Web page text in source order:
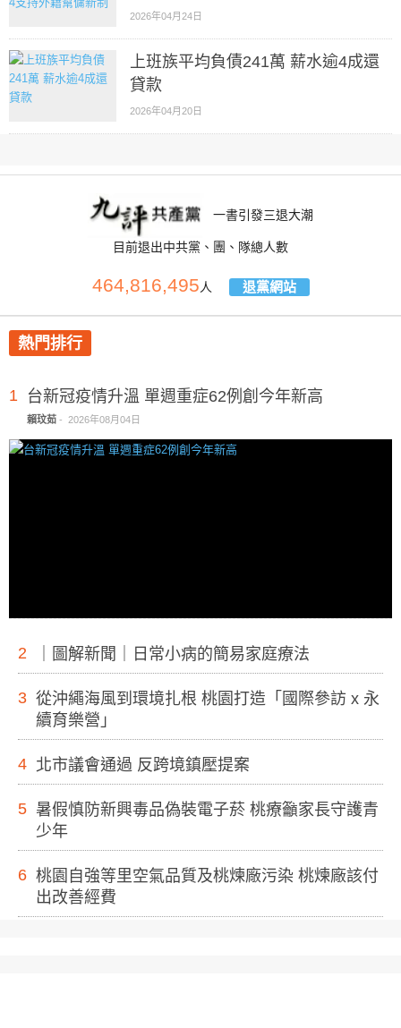
2026年04月24日
上班族平均負債241萬 薪水逾4成還
貸款
2026年04月20日
一書引發三退大潮
目前退出中共黨、團、隊總人數
464,816,495人 退黨網站
熱門排行
1 台新冠疫情升溫 單週重症62例創今年新高
賴玟茹 - 2026年08月04日
2 ｜圖解新聞｜日常小病的簡易家庭療法
3 從沖繩海風到環境扎根 桃園打造「國際參訪 x 永
續育樂營」
4 北市議會通過 反跨境鎮壓提案
5 暑假慎防新興毒品偽裝電子菸 桃療籲家長守護青
少年
6 桃園自強等里空氣品質及桃煉廠污染 桃煉廠該付
出改善經費